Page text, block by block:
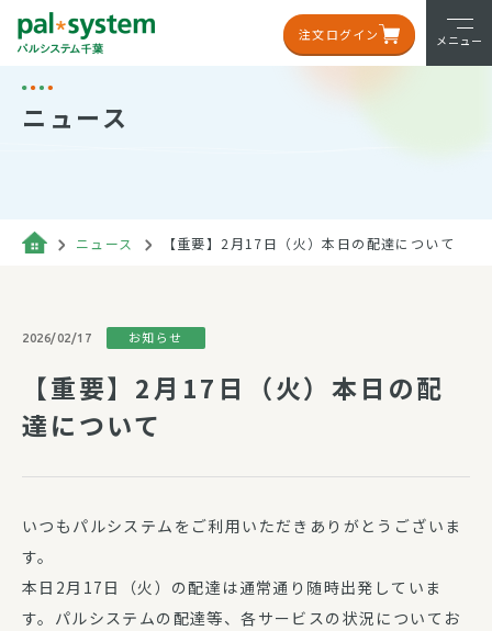
注文ログイン メニュー
ニュース
ニュース 【重要】2月17日（火）本日の配達について
2026/02/17 お知らせ
【重要】2月17日（火）本日の配
達について
いつもパルシステムをご利用いただきありがとうございま
す。
本日2月17日（火）の配達は通常通り随時出発していま
す。パルシステムの配達等、各サービスの状況についてお